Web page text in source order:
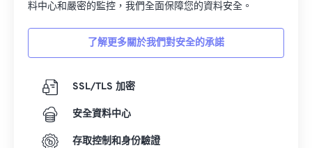
料中心和嚴密的監控，我們全面保障您的資料安全。
了解更多關於我們對安全的承諾
SSL/TLS 加密
安全資料中心
存取控制和身份驗證